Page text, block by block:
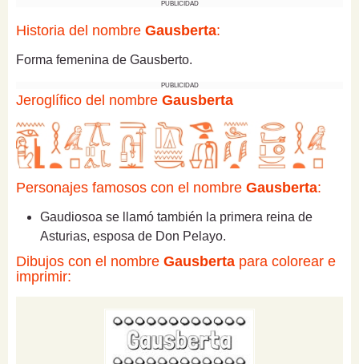
PUBLICIDAD
Historia del nombre Gausberta:
Forma femenina de Gausberto.
PUBLICIDAD
Jeroglífico del nombre Gausberta
Personajes famosos con el nombre Gausberta:
Gaudiosoa se llamó también la primera reina de
Asturias, esposa de Don Pelayo.
Dibujos con el nombre Gausberta para colorear e
imprimir: